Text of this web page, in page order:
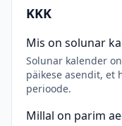
KKK
Mis on solunar
Solunar kalender
päikese asendit, et
perioode.
Millal on parim